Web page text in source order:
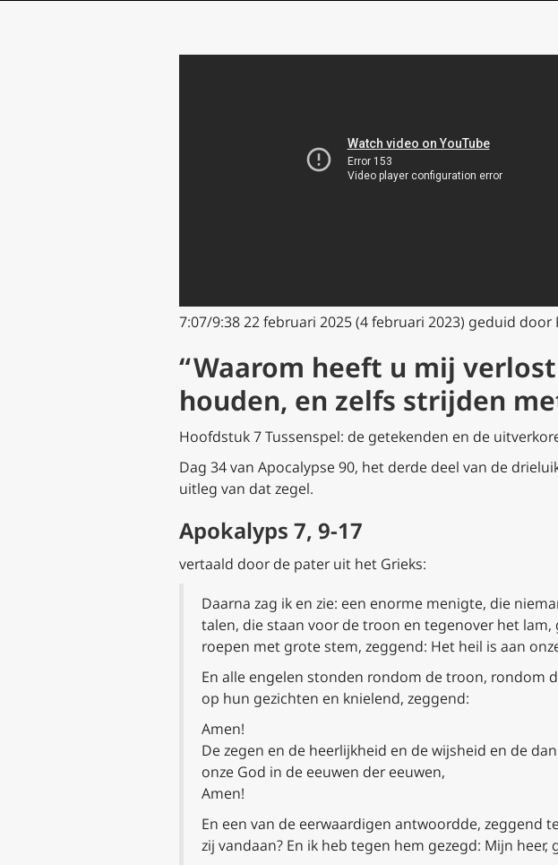
7:07/9:38 22 februari 2025 (4 februari 2023) geduid door
“ Waarom heeft u mij
houden, en zelfs strijden
Hoofdstuk 7 Tussenspel: de getekenden en de
Dag 34 van Apocalypse 90, het derde deel van de
uitleg van dat zegel.
Apokalyps 7, 9-17
vertaald door de pater uit het Grieks:
Daarna zag ik en zie: een enorme menigte, die
talen, die staan voor de troon en tegenover het
roepen met grote stem, zeggend: Het heil is aan
En alle engelen stonden rondom de troon, rondom
op hun gezichten en knielend, zeggend:
Amen!
De zegen en de heerlijkheid en de wijsheid en de
onze God in de eeuwen der eeuwen,
Amen!
En een van de eerwaardigen antwoordde, zeggend
zij vandaan? En ik heb tegen hem gezegd: Mijn heer,